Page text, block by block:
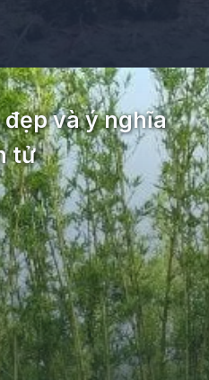
truc-quan-tu-260
và ý nghĩa
tử